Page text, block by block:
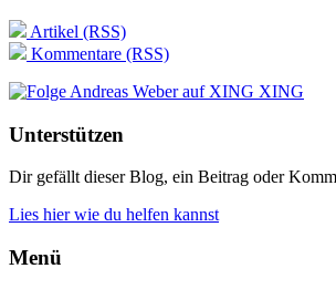
Artikel (RSS)
Kommentare (RSS)
XING
Unterstützen
Dir gefällt dieser Blog, ein Beitrag oder
Lies hier wie du helfen kannst
Menü